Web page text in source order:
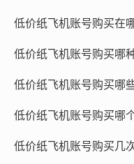
拼多多：拼多多是一个
户群体庞大,但账号的真
低价纸飞机账号购买在
低价纸飞机账号购买哪
低价纸飞机账号购买哪
低价纸飞机账号购买几